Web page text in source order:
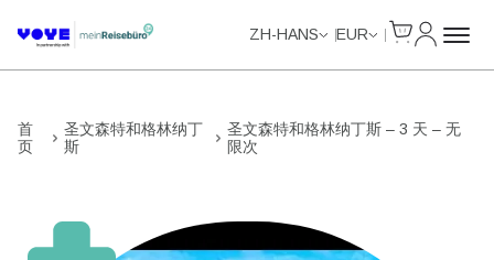
ZH-HANS EUR
首
页
圣文森特和格林纳丁
斯
圣文森特和格林纳丁斯 – 3 天 – 无
限次